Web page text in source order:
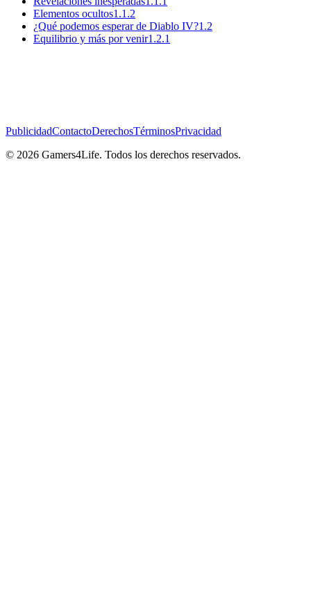
Elementos ocultos1.1.2
¿Qué podemos esperar de Diablo IV?1.2
Equilibrio y más por venir1.2.1
PublicidadContactoDerechosTérminosPrivacidad
© 2026 Gamers4Life. Todos los derechos reservados.